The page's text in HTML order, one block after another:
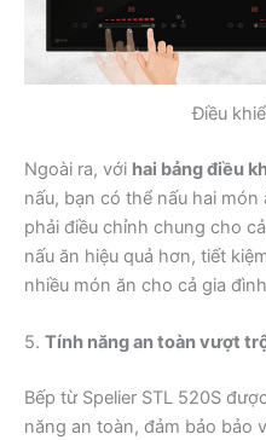
Điều
Ngoài ra, với hai bảng điều
nấu, bạn có thể nấu hai
phải điều chỉnh chung cho
nấu ăn hiệu quả hơn, tiết
nhiều món ăn cho cả gia
5. Tính năng an toàn vượt
Bếp từ Spelier STL 520S
năng an toàn, đảm bảo bảo